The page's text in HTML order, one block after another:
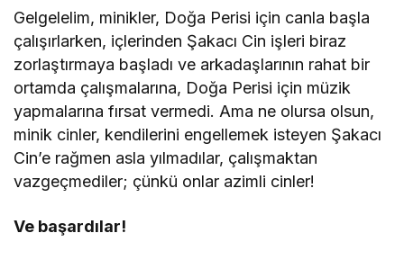
Gelgelelim, minikler, Doğa Perisi için canla başla
çalışırlarken, içlerinden Şakacı Cin işleri biraz
zorlaştırmaya başladı ve arkadaşlarının rahat bir
ortamda çalışmalarına, Doğa Perisi için müzik
yapmalarına fırsat vermedi. Ama ne olursa olsun,
minik cinler, kendilerini engellemek isteyen Şakacı
Cin’e rağmen asla yılmadılar, çalışmaktan
vazgeçmediler; çünkü onlar azimli cinler!
Ve başardılar!